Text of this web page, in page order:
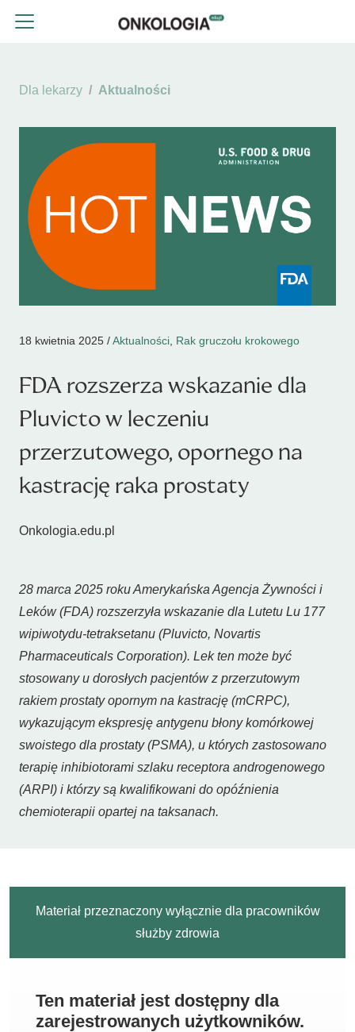
Dla lekarzy Aktualności
18 kwietnia 2025 /Aktualności Rak gruczołu krokowego
FDA rozszerza wskazanie dla
Pluvicto w leczeniu
przerzutowego, opornego na
kastrację raka prostaty
Onkologia.edu.pl
28 marca 2025 roku Amerykańska Agencja Żywności i
Leków (FDA) rozszerzyła wskazanie dla Lutetu Lu 177
wipiwotydu-tetraksetanu (Pluvicto, Novartis
Pharmaceuticals Corporation). Lek ten może być
stosowany u dorosłych pacjentów z przerzutowym
rakiem prostaty opornym na kastrację (mCRPC),
wykazującym ekspresję antygenu błony komórkowej
swoistego dla prostaty (PSMA), u których zastosowano
terapię inhibiotorami szlaku receptora androgenowego
(ARPI) i którzy są kwalifikowani do opóźnienia
chemioterapii opartej na taksanach.
Materiał przeznaczony wyłącznie dla pracowników
służby zdrowia
Ten materiał jest dostępny dla
zarejestrowanych użytkowników.